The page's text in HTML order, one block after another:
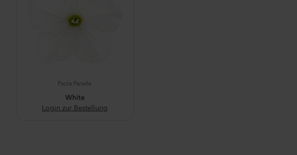
Pacta Parade
White
Login zur Bestellung